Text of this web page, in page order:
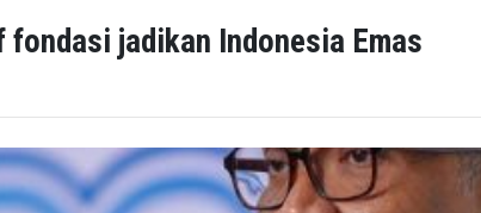
jadikan Indonesia Emas